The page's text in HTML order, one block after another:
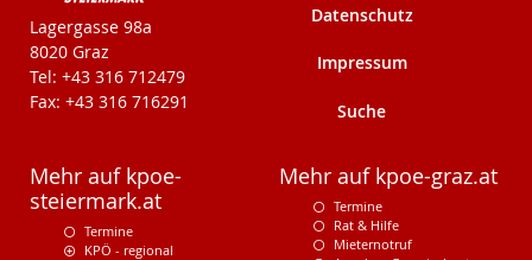
KPÖ-Steiermark
Lagergasse 98a
8020 Graz
Tel: +43 316 712479
Fax: +43 316 716291
Datenschutz
Impressum
Suche
Mehr auf kpoe-
steiermark.at
Termine
KPÖ - regional
Mehr auf kpoe-graz.at
Termine
Rat & Hilfe
Mieternotruf